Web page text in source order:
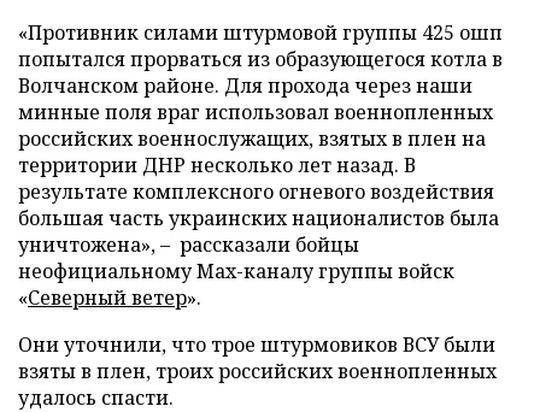
«Противник силами штурмовой группы 425 ошп
попытался прорваться из образующегося котла в
Волчанском районе. Для прохода через наши
минные поля враг использовал военнопленных
российских военнослужащих, взятых в плен на
территории ДНР несколько лет назад. В
результате комплексного огневого воздействия
большая часть украинских националистов была
уничтожена», – рассказали бойцы
неофициальному Max-каналу группы войск
«Северный ветер».
Они уточнили, что трое штурмовиков ВСУ были
взяты в плен, троих российских военнопленных
удалось спасти.